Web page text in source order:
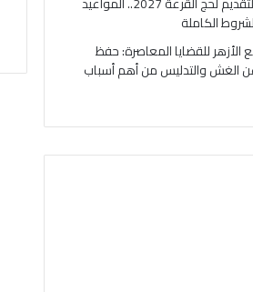
الكاملة
الأزهر للقضايا المعاصرة: حفظ
عن الغش والتدليس من أهم أسباب